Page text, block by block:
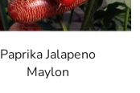
Paprika Jalapeno
Maylon